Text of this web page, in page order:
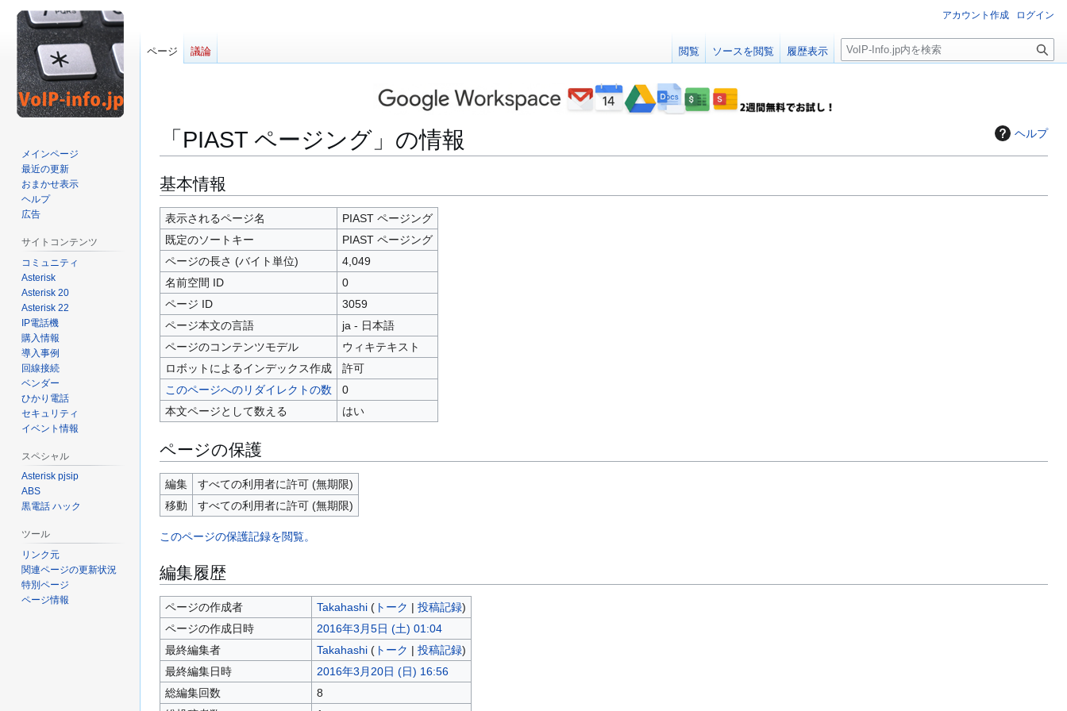
ヘルプ
「PIAST ページング」の情報
ナ
ビ
ゲ
ー
シ
ン
に
移
動
検
索
に
移
動
基本情報
表示されるページ名
PIAST ページング
既定のソートキー
PIAST ページング
ページの長さ (バイト単位)
4,049
名前空間 ID
0
ページ ID
3059
ページ本文の言語
ja - 日本語
ページのコンテンツモデル
ウィキテキスト
ロボットによるインデックス作成
許可
このページへのリダイレクトの数
0
本文ページとして数える
はい
ページの保護
編集
すべての利用者に許可 (無期限)
移動
すべての利用者に許可 (無期限)
このページの保護記録を閲覧。
編集履歴
ページの作成者 Takahashi (トーク | 投稿記録)
ページの作成日時
2016年3月5日 (土) 01:04
最終編集者
Takahashi (トーク | 投稿記録)
最終編集日時
2016年3月20日 (日) 16:56
総編集回数
8
アカウント作成 ログイン
ページ 議論 閲覧 ソースを閲覧 履歴表示
検
索
メインページ
最近の更新
おまかせ表示
ヘルプ
広告
サイトコンテンツ
コミュニティ
Asterisk
Asterisk 20
Asterisk 22
IP電話機
購入情報
導入事例
回線接続
ベンダー
ひかり電話
セキュリティ
イベント情報
スペシャル
Asterisk pjsip
ABS
黒電話 ハック
ツール
リンク元
関連ページの更新状況
特別ページ
ページ情報